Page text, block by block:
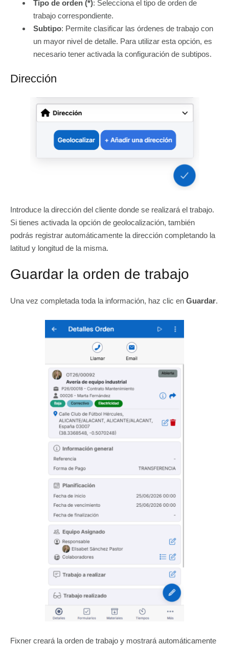
Tipo de orden (*): Selecciona el tipo de orden de
trabajo correspondiente.
Subtipo: Permite clasificar las órdenes de trabajo con
un mayor nivel de detalle. Para utilizar esta opción, es
necesario tener activada la configuración de subtipos.
Dirección
Introduce la dirección del cliente donde se realizará el trabajo.
Si tienes activada la opción de geolocalización, también
podrás registrar automáticamente la dirección completando la
latitud y longitud de la misma.
Guardar la orden de trabajo
Una vez completada toda la información, haz clic en Guardar.
Fixner creará la orden de trabajo y mostrará automáticamente